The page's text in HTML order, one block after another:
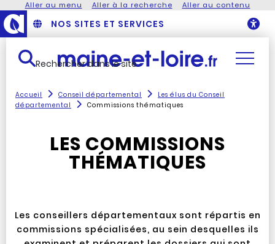
Aller au menu Aller à la recherche Aller au contenu
NOS SITES ET SERVICES
Rechercher dans le site
Accueil Conseil départemental
Les élus du Conseil
départemental
Commissions thématiques
LES COMMISSIONS
THÉMATIQUES
Les conseillers départementaux sont répartis en
commissions spécialisées, au sein desquelles ils